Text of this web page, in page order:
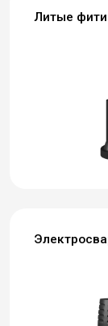
Литые